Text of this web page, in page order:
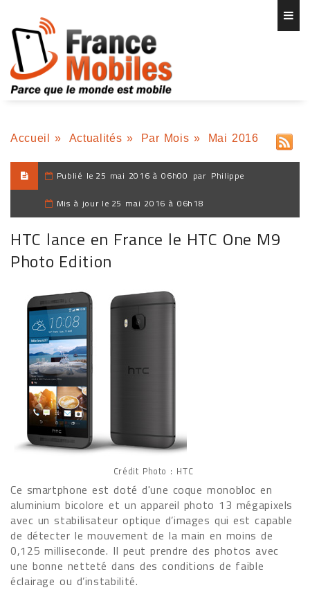
Accueil » Actualités » Par Mois » Mai 2016
Publié le 25 mai 2016 à 06h00 par Philippe
Mis à jour le 25 mai 2016 à 06h18
HTC lance en France le HTC One M9
Photo Edition
Crédit Photo : HTC
Ce smartphone est doté d'une coque monobloc en
aluminium bicolore et un appareil photo 13 mégapixels
avec un stabilisateur optique d’images qui est capable
de détecter le mouvement de la main en moins de
0,125 milliseconde. Il peut prendre des photos avec
une bonne netteté dans des conditions de faible
éclairage ou d’instabilité.